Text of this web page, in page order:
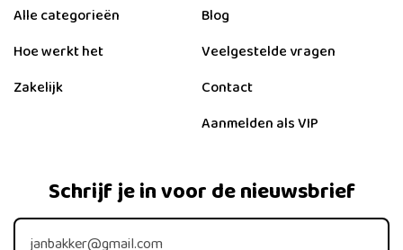
Alle categorieën
Hoe werkt het
Zakelijk
Blog
Veelgestelde vragen
Contact
Aanmelden als VIP
Schrijf je in voor de nieuwsbrief